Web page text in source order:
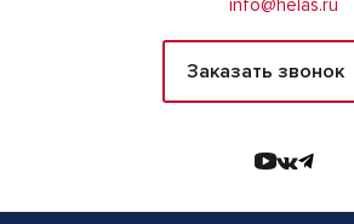
info@helas.ru
Заказать звонок